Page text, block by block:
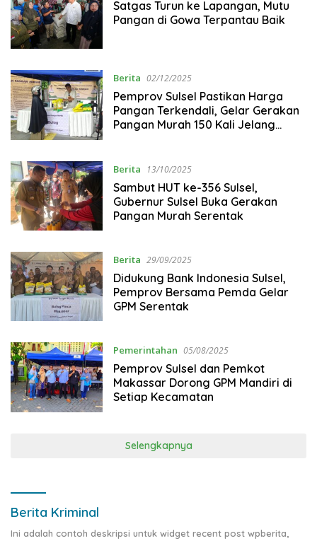
Satgas Turun ke Lapangan, Mutu
Pangan di Gowa Terpantau Baik
Berita 02/12/2025
Pemprov Sulsel Pastikan Harga
Pangan Terkendali, Gelar Gerakan
Pangan Murah 150 Kali Jelang
Berita 13/10/2025
Sambut HUT ke-356 Sulsel,
Gubernur Sulsel Buka Gerakan
Pangan Murah Serentak
Berita 29/09/2025
Didukung Bank Indonesia Sulsel,
Pemprov Bersama Pemda Gelar
GPM Serentak
Pemerintahan 05/08/2025
Pemprov Sulsel dan Pemkot
Makassar Dorong GPM Mandiri di
Setiap Kecamatan
Selengkapnya
Berita Kriminal
Ini adalah contoh deskripsi untuk widget recent post wpberita,